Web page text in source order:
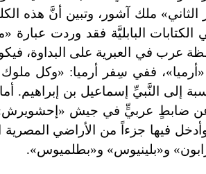
ملك آشور، وتبين أنَّ هذه
البابليَّة فقد وردت عبارة
عرب في العبرية على البداوة،
«أرميا»، ففي سِفر أرميا: «وكل
إلى النَّبيِّ إسماعيل بن إبراهيم.
فيها جزءاً من الأراضي
و«بلينيوس» و«بطلميوس».